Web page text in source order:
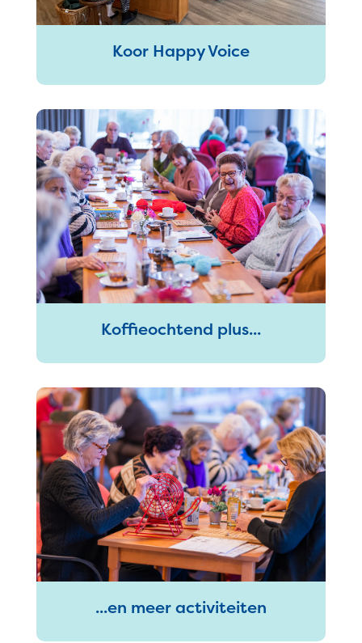
Koor Happy Voice
Koffieochtend plus...
...en meer activiteiten